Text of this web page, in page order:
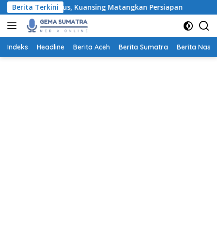
Langsung
ke
konten
Berita Terkini
Agustus, Kuansing Matangkan Persiapan Pemkot
Indeks Headline Berita Aceh Berita Sumatra Berita